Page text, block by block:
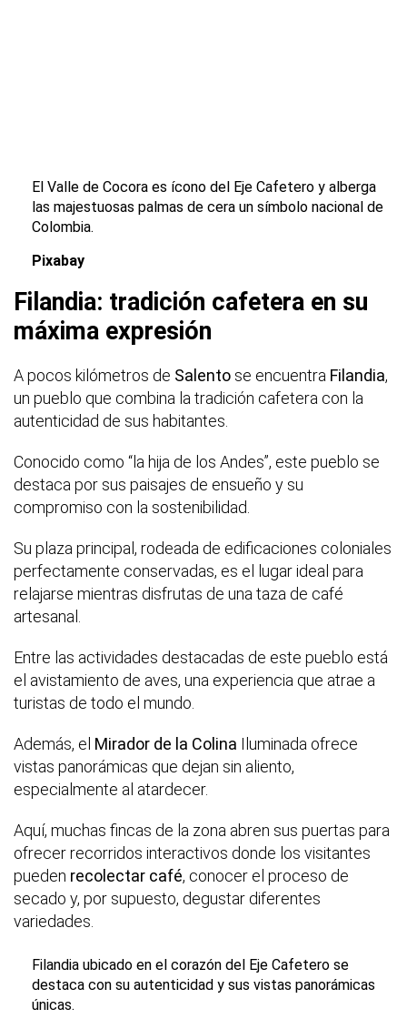
El Valle de Cocora es ícono del Eje Cafetero y alberga
las majestuosas palmas de cera un símbolo nacional de
Colombia.
Pixabay
Filandia: tradición cafetera en su
máxima expresión
A pocos kilómetros de Salento se encuentra Filandia,
un pueblo que combina la tradición cafetera con la
autenticidad de sus habitantes.
Conocido como “la hija de los Andes”, este pueblo se
destaca por sus paisajes de ensueño y su
compromiso con la sostenibilidad.
Su plaza principal, rodeada de edificaciones coloniales
perfectamente conservadas, es el lugar ideal para
relajarse mientras disfrutas de una taza de café
artesanal.
Entre las actividades destacadas de este pueblo está
el avistamiento de aves, una experiencia que atrae a
turistas de todo el mundo.
Además, el Mirador de la Colina Iluminada ofrece
vistas panorámicas que dejan sin aliento,
especialmente al atardecer.
Aquí, muchas fincas de la zona abren sus puertas para
ofrecer recorridos interactivos donde los visitantes
pueden recolectar café, conocer el proceso de
secado y, por supuesto, degustar diferentes
variedades.
Filandia ubicado en el corazón del Eje Cafetero se
destaca con su autenticidad y sus vistas panorámicas
únicas.